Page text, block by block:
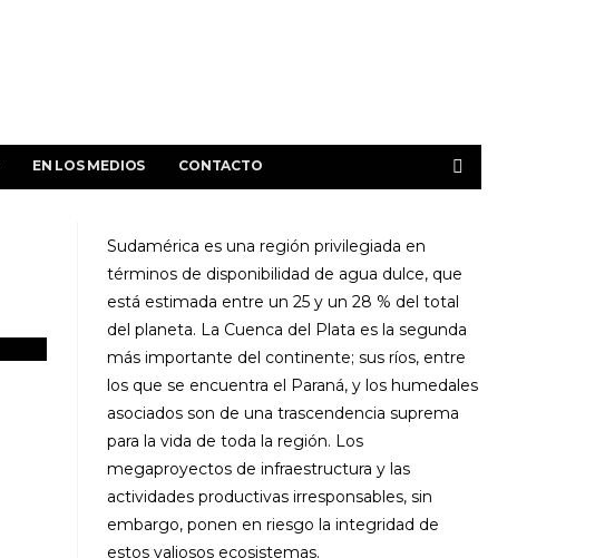
EN LOS MEDIOS CONTACTO
Sudamérica es una región privilegiada en
términos de disponibilidad de agua dulce, que
está estimada entre un 25 y un 28 % del total
del planeta. La Cuenca del Plata es la segunda
más importante del continente; sus ríos, entre
los que se encuentra el Paraná, y los humedales
asociados son de una trascendencia suprema
para la vida de toda la región. Los
megaproyectos de infraestructura y las
actividades productivas irresponsables, sin
embargo, ponen en riesgo la integridad de
estos valiosos ecosistemas.